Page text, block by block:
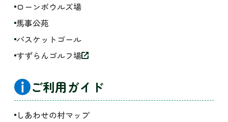
ローンボウルズ場
馬事公苑
バスケットゴール
すずらんゴルフ場
ご利用ガイド
しあわせの村マップ